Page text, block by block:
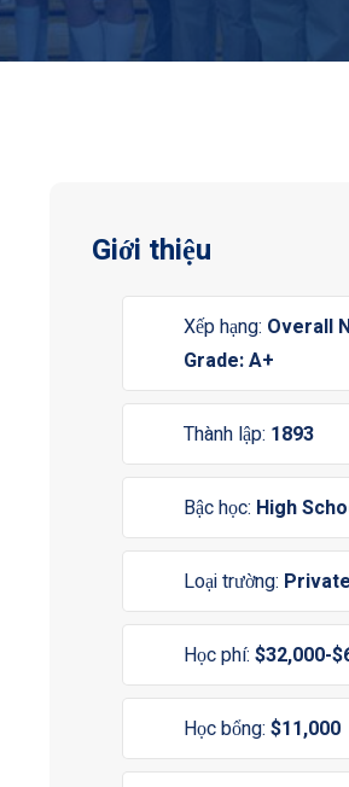
Giới thiệu
Xếp hạng: Overall
Grade: A+
Thành lập: 1893
Bậc học: High
Loại trường:
Học phí: $32,000-
Học bổng: $11,000